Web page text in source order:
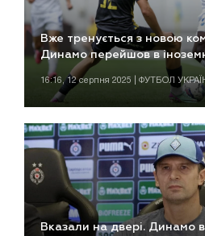
Вже тренується з новою
Динамо перейшов в
16:16, 12 серпня 2025 | ФУТБОЛ
Вказали на двері. Динамо